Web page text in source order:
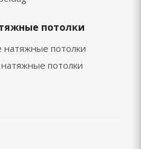
потолки
потолки
потолки